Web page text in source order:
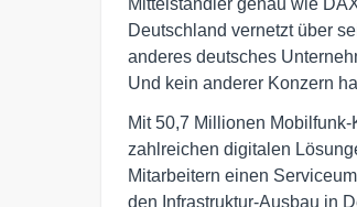
Mittelständler genau wie
Deutschland vernetzt über
anderes deutsches
Und kein anderer Konzern
Mit 50,7 Millionen
zahlreichen digitalen
Mitarbeitern einen
den Infrastruktur-Ausbau in